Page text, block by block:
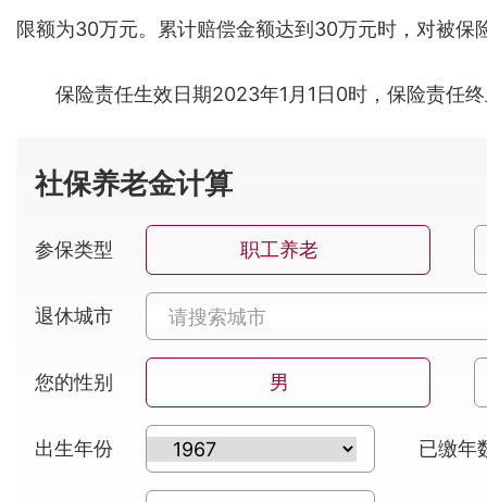
限额为30万元。累计赔偿金额达到30万元时，对被保
保险责任生效日期2023年1月1日0时，保险责任
社保养老金计算
参保类型 职工养老
退休城市
您的性别 男
出生年份 已缴年